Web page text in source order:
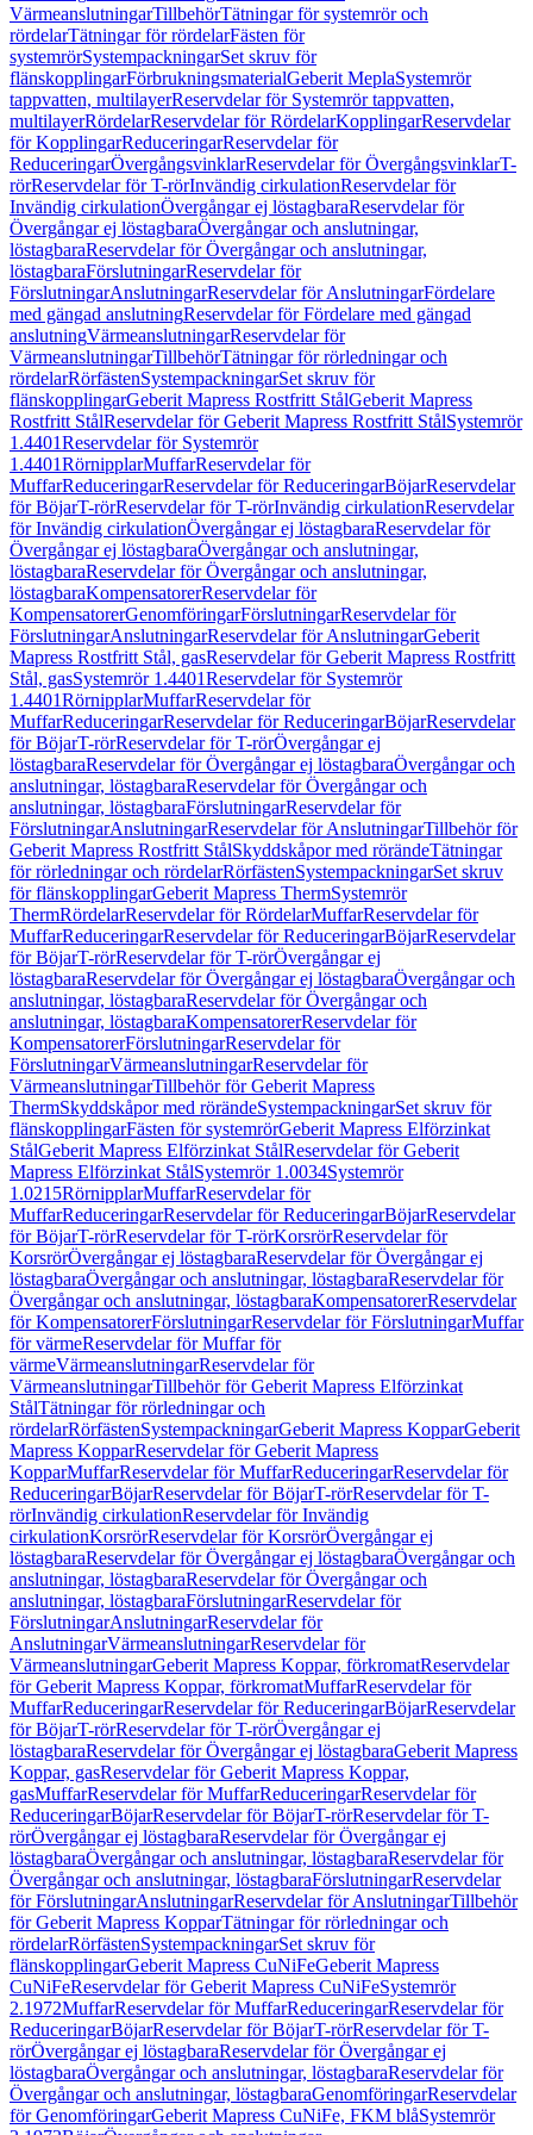
VärmeanslutningarTillbehörTätningar för systemrör och
rördelarTätningar för rördelarFästen för
systemrörSystempackningarSet skruv för
flänskopplingarFörbrukningsmaterialGeberit MeplaSystemrör
tappvatten, multilayerReservdelar för Systemrör tappvatten,
multilayerRördelarReservdelar för RördelarKopplingarReservdelar
för KopplingarReduceringarReservdelar för
ReduceringarÖvergångsvinklarReservdelar för ÖvergångsvinklarT-
rörReservdelar för T-rörInvändig cirkulationReservdelar för
Invändig cirkulationÖvergångar ej löstagbaraReservdelar för
Övergångar ej löstagbaraÖvergångar och anslutningar,
löstagbaraReservdelar för Övergångar och anslutningar,
löstagbaraFörslutningarReservdelar för
FörslutningarAnslutningarReservdelar för AnslutningarFördelare
med gängad anslutningReservdelar för Fördelare med gängad
anslutningVärmeanslutningarReservdelar för
VärmeanslutningarTillbehörTätningar för rörledningar och
rördelarRörfästenSystempackningarSet skruv för
flänskopplingarGeberit Mapress Rostfritt StålGeberit Mapress
Rostfritt StålReservdelar för Geberit Mapress Rostfritt StålSystemrör
1.4401Reservdelar för Systemrör
1.4401RörnipplarMuffarReservdelar för
MuffarReduceringarReservdelar för ReduceringarBöjarReservdelar
för BöjarT-rörReservdelar för T-rörInvändig cirkulationReservdelar
för Invändig cirkulationÖvergångar ej löstagbaraReservdelar för
Övergångar ej löstagbaraÖvergångar och anslutningar,
löstagbaraReservdelar för Övergångar och anslutningar,
löstagbaraKompensatorerReservdelar för
KompensatorerGenomföringarFörslutningarReservdelar för
FörslutningarAnslutningarReservdelar för AnslutningarGeberit
Mapress Rostfritt Stål, gasReservdelar för Geberit Mapress Rostfritt
Stål, gasSystemrör 1.4401Reservdelar för Systemrör
1.4401RörnipplarMuffarReservdelar för
MuffarReduceringarReservdelar för ReduceringarBöjarReservdelar
för BöjarT-rörReservdelar för T-rörÖvergångar ej
löstagbaraReservdelar för Övergångar ej löstagbaraÖvergångar och
anslutningar, löstagbaraReservdelar för Övergångar och
anslutningar, löstagbaraFörslutningarReservdelar för
FörslutningarAnslutningarReservdelar för AnslutningarTillbehör för
Geberit Mapress Rostfritt StålSkyddskåpor med rörändeTätningar
för rörledningar och rördelarRörfästenSystempackningarSet skruv
för flänskopplingarGeberit Mapress ThermSystemrör
ThermRördelarReservdelar för RördelarMuffarReservdelar för
MuffarReduceringarReservdelar för ReduceringarBöjarReservdelar
för BöjarT-rörReservdelar för T-rörÖvergångar ej
löstagbaraReservdelar för Övergångar ej löstagbaraÖvergångar och
anslutningar, löstagbaraReservdelar för Övergångar och
anslutningar, löstagbaraKompensatorerReservdelar för
KompensatorerFörslutningarReservdelar för
FörslutningarVärmeanslutningarReservdelar för
VärmeanslutningarTillbehör för Geberit Mapress
ThermSkyddskåpor med rörändeSystempackningarSet skruv för
flänskopplingarFästen för systemrörGeberit Mapress Elförzinkat
StålGeberit Mapress Elförzinkat StålReservdelar för Geberit
Mapress Elförzinkat StålSystemrör 1.0034Systemrör
1.0215RörnipplarMuffarReservdelar för
MuffarReduceringarReservdelar för ReduceringarBöjarReservdelar
för BöjarT-rörReservdelar för T-rörKorsrörReservdelar för
KorsrörÖvergångar ej löstagbaraReservdelar för Övergångar ej
löstagbaraÖvergångar och anslutningar, löstagbaraReservdelar för
Övergångar och anslutningar, löstagbaraKompensatorerReservdelar
för KompensatorerFörslutningarReservdelar för FörslutningarMuffar
för värmeReservdelar för Muffar för
värmeVärmeanslutningarReservdelar för
VärmeanslutningarTillbehör för Geberit Mapress Elförzinkat
StålTätningar för rörledningar och
rördelarRörfästenSystempackningarGeberit Mapress KopparGeberit
Mapress KopparReservdelar för Geberit Mapress
KopparMuffarReservdelar för MuffarReduceringarReservdelar för
ReduceringarBöjarReservdelar för BöjarT-rörReservdelar för T-
rörInvändig cirkulationReservdelar för Invändig
cirkulationKorsrörReservdelar för KorsrörÖvergångar ej
löstagbaraReservdelar för Övergångar ej löstagbaraÖvergångar och
anslutningar, löstagbaraReservdelar för Övergångar och
anslutningar, löstagbaraFörslutningarReservdelar för
FörslutningarAnslutningarReservdelar för
AnslutningarVärmeanslutningarReservdelar för
VärmeanslutningarGeberit Mapress Koppar, förkromatReservdelar
för Geberit Mapress Koppar, förkromatMuffarReservdelar för
MuffarReduceringarReservdelar för ReduceringarBöjarReservdelar
för BöjarT-rörReservdelar för T-rörÖvergångar ej
löstagbaraReservdelar för Övergångar ej löstagbaraGeberit Mapress
Koppar, gasReservdelar för Geberit Mapress Koppar,
gasMuffarReservdelar för MuffarReduceringarReservdelar för
ReduceringarBöjarReservdelar för BöjarT-rörReservdelar för T-
rörÖvergångar ej löstagbaraReservdelar för Övergångar ej
löstagbaraÖvergångar och anslutningar, löstagbaraReservdelar för
Övergångar och anslutningar, löstagbaraFörslutningarReservdelar
för FörslutningarAnslutningarReservdelar för AnslutningarTillbehör
för Geberit Mapress KopparTätningar för rörledningar och
rördelarRörfästenSystempackningarSet skruv för
flänskopplingarGeberit Mapress CuNiFeGeberit Mapress
CuNiFeReservdelar för Geberit Mapress CuNiFeSystemrör
2.1972MuffarReservdelar för MuffarReduceringarReservdelar för
ReduceringarBöjarReservdelar för BöjarT-rörReservdelar för T-
rörÖvergångar ej löstagbaraReservdelar för Övergångar ej
löstagbaraÖvergångar och anslutningar, löstagbaraReservdelar för
Övergångar och anslutningar, löstagbaraGenomföringarReservdelar
för GenomföringarGeberit Mapress CuNiFe, FKM blåSystemrör